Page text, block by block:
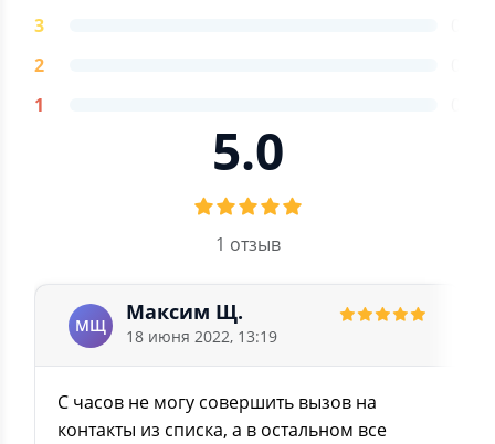
3
2
1
5.0
1 отзыв
МЩ
Максим Щ.
18 июня 2022, 13:19
С часов не могу совершить вызов на
контакты из списка, а в остальном все